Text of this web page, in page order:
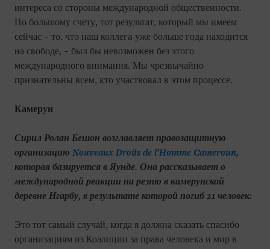
интереса со стороны международной общественности.
По большому счету, тот результат, который мы имеем
сейчас – то, что наш коллега уже больше года находится
на свободе, – был бы невозможен без этого
международного внимания. Мы чрезвычайно
признательны всем, кто участвовал в этом процессе.
Камерун
Сирил Ролан Бешон возглавляет правозащитную
организацию Nouveaux Droits de l’Homme Cameroun,
которая базируется в Яунде. Она рассказывает о
международной реакции на резню в камерунской
деревне Нгарбу, в результате которой погиб 21 человек:
Это тот самый случай, когда я должна сказать спасибо
организациям из Коалиции за права человека и мир в